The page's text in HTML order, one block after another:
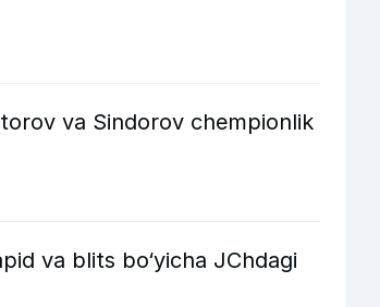
va Sindorov chempionlik
va blits bo‘yicha JChdagi